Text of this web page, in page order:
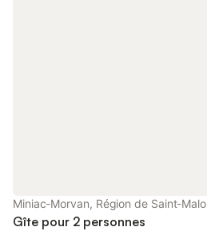
Miniac-Morvan, Région de Saint-Malo
Gîte pour 2 personnes